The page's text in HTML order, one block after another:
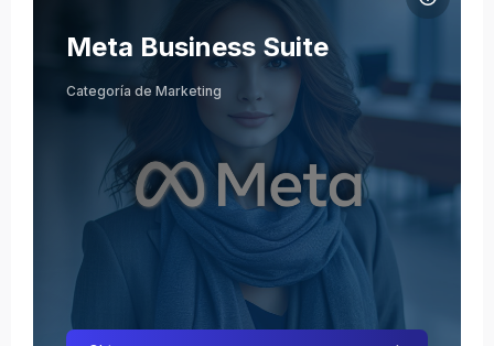
Julio Stiven Triana Cardona
Teacher
Course image
Course name
Meta Business Suite
Categoría de Marketing